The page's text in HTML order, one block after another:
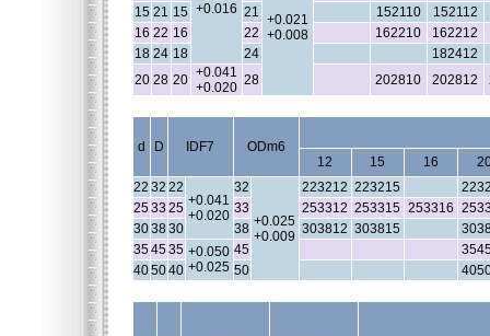
+0.016
+0.021
+0.008
15 21 15 21 152110 152112
16 22 16 22 162210 162212
18 24 18 24 182412
20 28 20 +0.041
+0.020 28 202810 202812
d D IDF7
ODm6
12
15 16
22 32 22
+0.041
+0.020
32
+0.025
+0.009
223212 223215
2533 25 33 253312 253315 253316
303830 38 303812 303815
354535 +0.050
+0.025
45
405040 50